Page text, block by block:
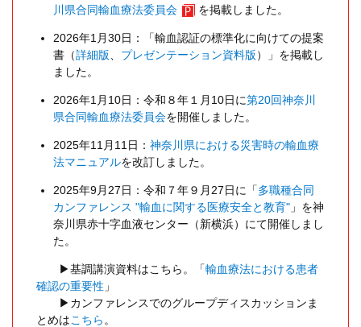
川県合同輸血療法委員会
を掲載しました。
2026年1月30日：「輸血認証の標準化に向けての提案
書（詳細版 プレゼンテーション資料版）」を掲載し
ました。
2026年1月10日：令和８年１月10日に第20回神奈川
県合同輸血療法委員会を開催しました。
2025年11月11日： 神奈川県における災害時の輸血療
法マニュアルを改訂しました。
2025年9月27日：令和７年９月27日に「多職種合同
カンファレンス "輸血に関する医療安全と教育"」を神
奈川県赤十字血液センター（新横浜）にて開催しまし
た。
▶基調講演資料はこちら。「輸血療法における患者
確認の重要性 」
▶カンファレンスでのグループディスカッションま
とめはこちら 。